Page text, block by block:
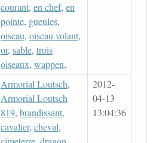
courant, en chef, en
pointe, gueules,
oiseau, oiseau volant,
or, sable, trois
oiseaux, wappen,
Armorial Loutsch,
Armorial Loutsch
819, brandissant,
cavalier, cheval,
2012-
04-13
13:04:36